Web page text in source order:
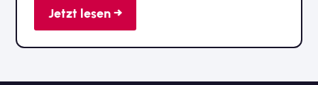
Leistung und nahtlose Integration die
Jetzt lesen →